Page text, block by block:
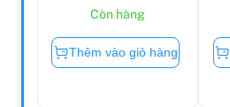
Còn hàng
Thêm vào giỏ hàng